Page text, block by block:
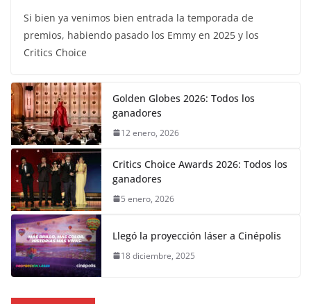
Si bien ya venimos bien entrada la temporada de
premios, habiendo pasado los Emmy en 2025 y los
Critics Choice
Golden Globes 2026: Todos los
ganadores
12 enero, 2026
Critics Choice Awards 2026: Todos los
ganadores
5 enero, 2026
Llegó la proyección láser a Cinépolis
18 diciembre, 2025